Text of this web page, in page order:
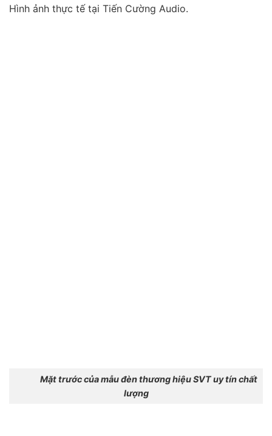
Hình ảnh thực tế tại Tiến Cường Audio.
Mặt trước của mẫu đèn thương hiệu SVT uy tín chất
lượng